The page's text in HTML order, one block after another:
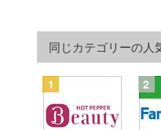
同じカテゴリーの人